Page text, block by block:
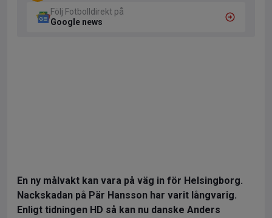
Följ Fotbolldirekt på
Google news
En ny målvakt kan vara på väg in för Helsingborg.
Nackskadan på Pär Hansson har varit långvarig.
Enligt tidningen HD så kan nu danske Anders